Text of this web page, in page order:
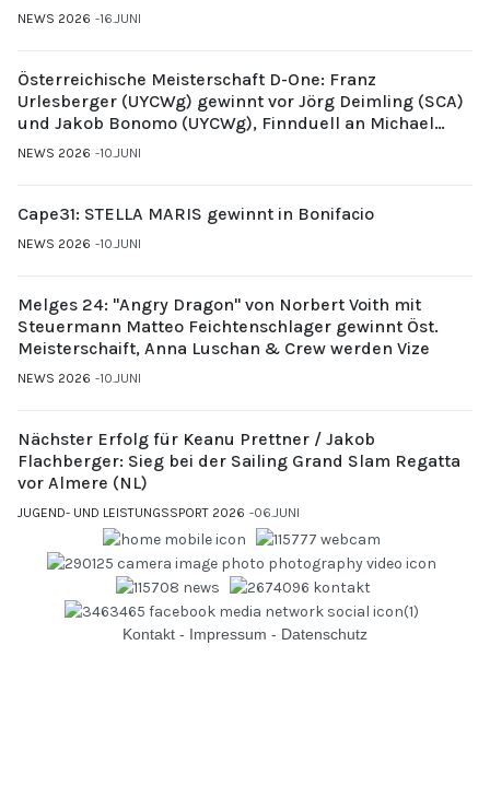
NEWS 2026 16.JUNI
Österreichische Meisterschaft D-One: Franz
Urlesberger (UYCWg) gewinnt vor Jörg Deimling (SCA)
und Jakob Bonomo (UYCWg), Finnduell an Michael
Gubi (UYCMo)
NEWS 2026 10.JUNI
Cape31: STELLA MARIS gewinnt in Bonifacio
NEWS 2026 10.JUNI
Melges 24: "Angry Dragon" von Norbert Voith mit
Steuermann Matteo Feichtenschlager gewinnt Öst.
Meisterschaift, Anna Luschan & Crew werden Vize
NEWS 2026 10.JUNI
Nächster Erfolg für Keanu Prettner / Jakob
Flachberger: Sieg bei der Sailing Grand Slam Regatta
vor Almere (NL)
JUGEND- UND LEISTUNGSSPORT 2026 06.JUNI
Kontakt - Impressum - Datenschutz